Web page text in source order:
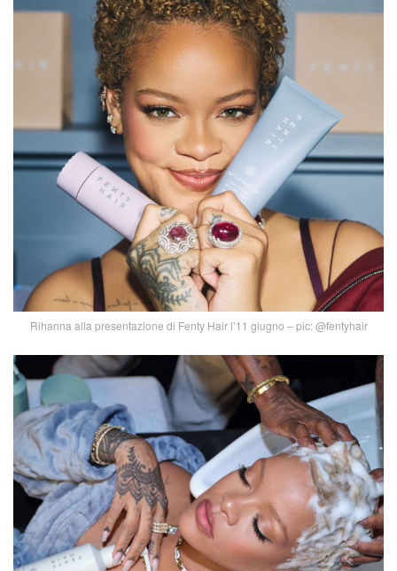
Rihanna alla presentazione di Fenty Hair l’11 giugno – pic: @fentyhair